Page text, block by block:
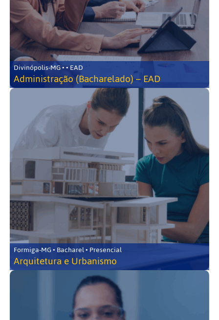
Divinópolis-MG • • EAD
Administração (Bacharelado) – EAD
Formiga-MG • Bacharel • Presencial
Arquitetura e Urbanismo